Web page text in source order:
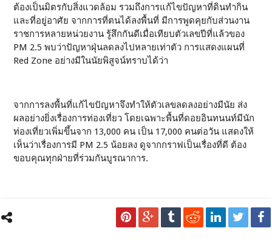
ต้องเป็นมิตรกับสิ่งแวดล้อม รวมถึงการแก้ไขปัญหาที่ดินทำกิน
และที่อยู่อาศัย จากการที่ตนได้ลงพื้นที่ มีการพูดคุยกับส่วนงาน
ราชการหลายหน่วยงาน รู้สึกกันดีเมื่อเทียบตัวเลขปีที่แล้วของ
PM 2.5 พบว่าปัญหาฝุ่นลดลงไปหลายเท่าตัว การแสดงแผนที่
Red Zone อย่างมีในนัยพิสูจน์ทราบได้ว่า
จากการลงพื้นที่แก้ไขปัญหาจึงทำให้ตัวเลขลดลงอย่างมีนัย ส่ง
ผลอย่างยิ่งเรื่องการท่องเที่ยว โดยเฉพาะพื้นที่ดอยอินทนนท์มีนัก
ท่องเที่ยวเพิ่มขึ้นจาก 13,000 คน เป็น 17,000 คนต่อวัน แสดงให้
เห็นว่าเรื่องการมี PM 2.5 น้อยลง ดูจากกราฟเป็นเรื่องที่ดี ต้อง
ขอบคุณทุกฝ่ายที่ร่วมกันบูรณาการ.